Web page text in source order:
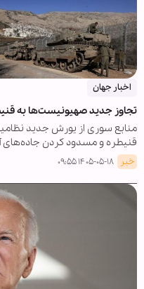
اخبار جهان
تجاوز جدید صهیونیست‌ها به
منابع سوری از یورش جدید
قنیطره و مسدود کردن جاده‌های
خبر ۱۴۰۵-۰۵-۱۸ ۰۹:۵۵